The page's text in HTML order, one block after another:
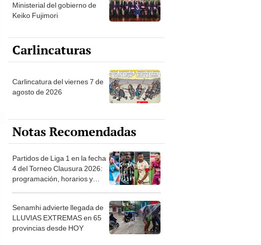
Ministerial del gobierno de
Keiko Fujimori
Carlincaturas
Carlincatura del viernes 7 de
agosto de 2026
Notas Recomendadas
Partidos de Liga 1 en la fecha
4 del Torneo Clausura 2026:
programación, horarios y
Senamhi advierte llegada de
LLUVIAS EXTREMAS en 65
provincias desde HOY